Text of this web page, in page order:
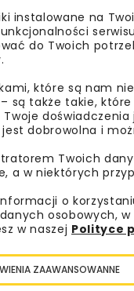
przywrócona
– zaplanowany
GDDKIA
instalowane na
do Twoich
które są nam
są także takie,
dobrowolna i
Twoich
a w niektórych
o
osobowych,
w naszej Polityce
ZAAWANSOWANNE